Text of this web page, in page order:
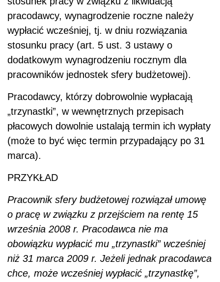
pracodawcy, wynagrodzenie roczne należy
wypłacić wcześniej, tj. w dniu rozwiązania
stosunku pracy (art. 5 ust. 3 ustawy o
dodatkowym wynagrodzeniu rocznym dla
pracowników jednostek sfery budżetowej).
Pracodawcy, którzy dobrowolnie wypłacają
„trzynastki”, w wewnętrznych przepisach
płacowych dowolnie ustalają termin ich wypłaty
(może to być więc termin przypadający po 31
marca).
PRZYKŁAD
Pracownik sfery budżetowej rozwiązał umowę
o pracę w związku z przejściem na rentę 15
września 2008 r. Pracodawca nie ma
obowiązku wypłacić mu „trzynastki” wcześniej
niż 31 marca 2009 r. Jeżeli jednak pracodawca
chce, może wcześniej wypłacić „trzynastkę”,